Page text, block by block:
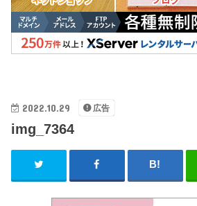
2022.10.29 広告
img_7364